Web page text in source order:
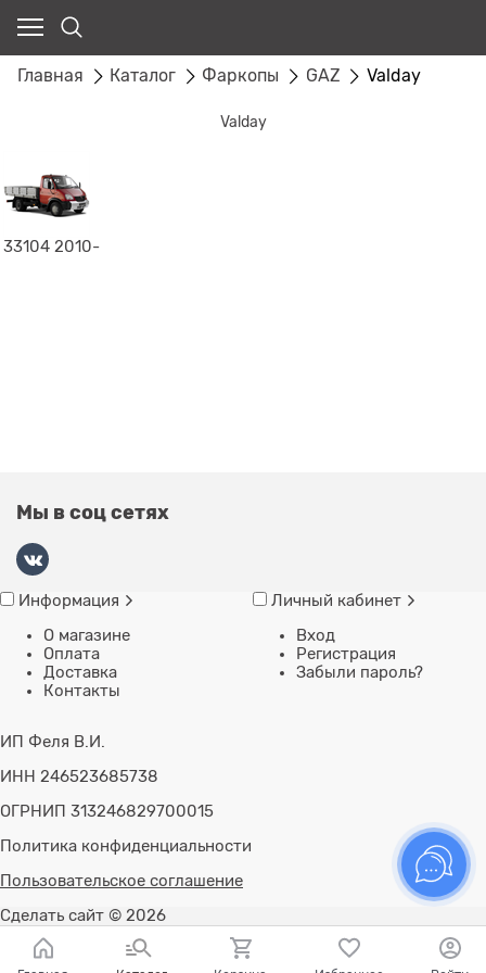
Главная Каталог Фаркопы GAZ Valday
Valday
33104 2010-
Мы в соц сетях
Информация
О магазине
Оплата
Доставка
Контакты
Личный кабинет
Вход
Регистрация
Забыли пароль?
ИП Феля В.И.
ИНН 246523685738
ОГРНИП 313246829700015
Политика конфиденциальности
Пользовательское соглашение
Сделать сайт © 2026